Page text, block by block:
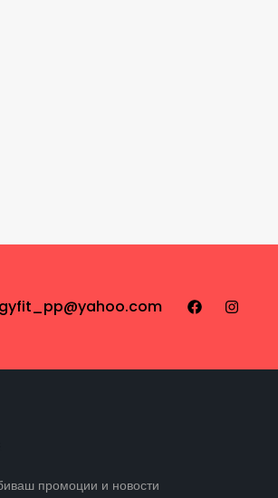
промоции и новости